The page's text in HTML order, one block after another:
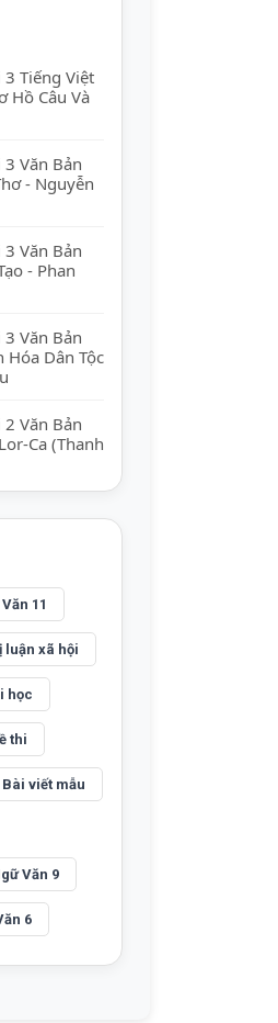
3 Tiếng Việt
Hồ Câu Và
Văn Bản
- Nguyễn
Văn Bản
- Phan
Văn Bản
Hóa Dân Tộc
Văn Bản
Ca (Thanh
11
luận xã hội
học
thi
Bài viết mẫu
Văn 9
6